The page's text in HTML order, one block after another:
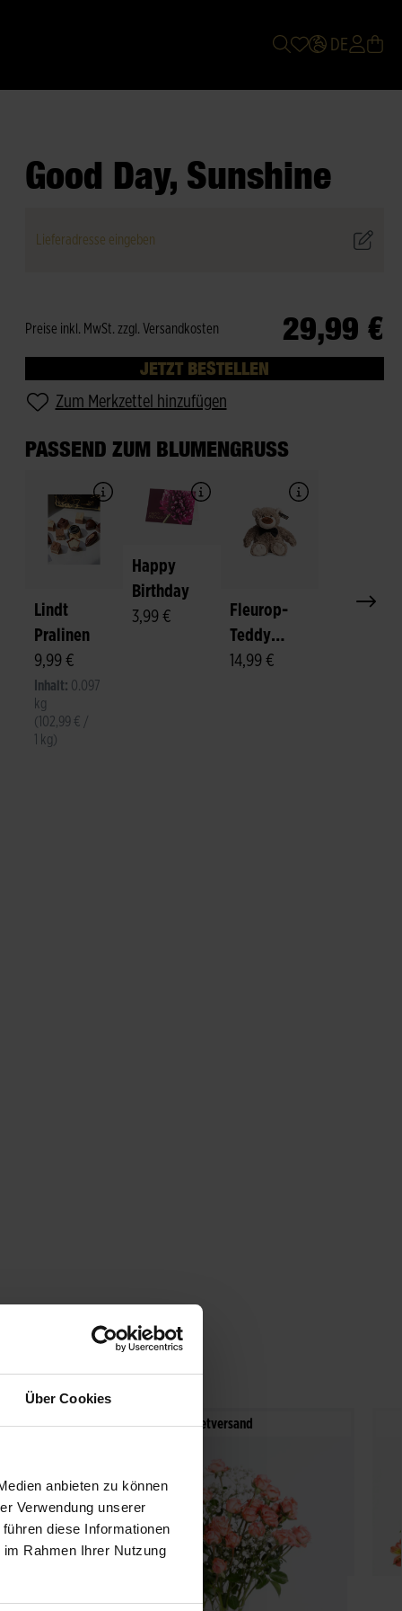
Über Cookies
anbieten zu können
Verwendung unserer
diese Informationen
Rahmen Ihrer Nutzung
DE
Good Day, Sunshine
Lieferadresse eingeben
29,99 €
Preise inkl. MwSt. zzgl. Versandkosten
JETZT BESTELLEN
Zum Merkzettel hinzufügen
PASSEND ZUM BLUMENGRUSS
Lindt
Pralinen
9,99 €
Inhalt: 0.097
kg
(102,99 € /
1 kg)
Happy
Birthday
3,99 €
Fleurop-
Teddy
"Felix"
14,99 €
Paketversand